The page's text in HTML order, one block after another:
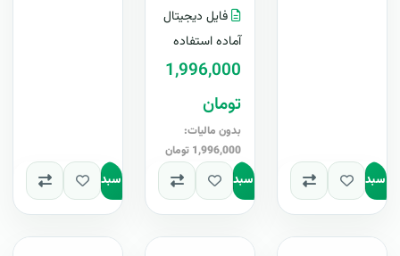
به سبد
استانداردهای
مدیریت فناوری
در سازم..
فایل دیجیتال
آماده استفاده
1,996,000
تومان
بدون مالیات:
1,996,000 تومان
افزودن به سبد افزودن به سبد